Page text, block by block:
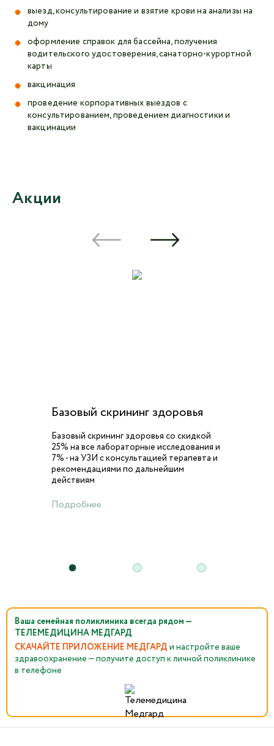
выезд, консультирование и взятие крови на анализы на
дому
оформление справок для бассейна, получения
водительского удостоверения, санаторно-курортной
карты
вакцинация
проведение корпоративных выездов с
консультированием, проведением диагностики и
вакцинации
Акции
Базовый скрининг здоровья
Базовый скрининг здоровья со скидкой
25% на все лабораторные исследования и
7% - на УЗИ с консультацией терапевта и
рекомендациями по дальнейшим
действиям
Подробнее
Ваша семейная поликлиника всегда рядом —
ТЕЛЕМЕДИЦИНА МЕДГАРД
СКАЧАЙТЕ ПРИЛОЖЕНИЕ МЕДГАРД и настройте ваше
здравоохранение — получите доступ к личной поликлинике
в телефоне